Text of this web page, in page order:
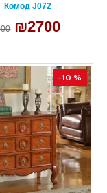
Комод J072
₪2700
-10 %